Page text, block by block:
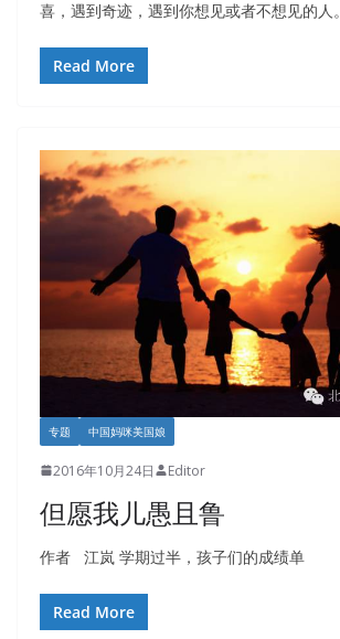
喜，遇到奇迹，遇到你想见或者不想见的人。
Read More
专题 中国妈咪美国娘
2016年10月24日 Editor
但愿我儿愚且鲁
作者 江岚 学期过半，孩子们的成绩单
Read More